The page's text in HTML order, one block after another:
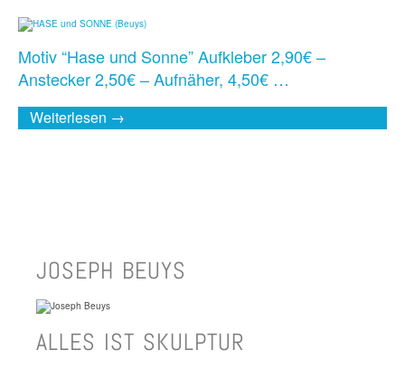
Motiv “Hase und Sonne” Aufkleber 2,90€ –
Anstecker 2,50€ – Aufnäher, 4,50€ …
Weiterlesen →
JOSEPH BEUYS
ALLES IST SKULPTUR